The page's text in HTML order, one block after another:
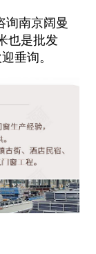
询南京阔曼
也是批发
垂询。